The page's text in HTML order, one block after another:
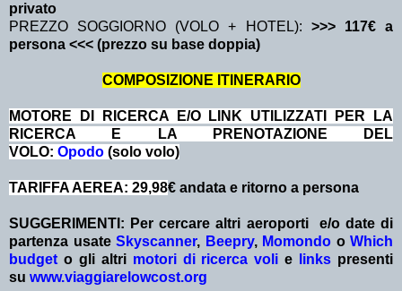
privato
PREZZO SOGGIORNO (VOLO + HOTEL): >>> 117€ a
persona <<< (prezzo su base doppia)
COMPOSIZIONE ITINERARIO
MOTORE DI RICERCA E/O LINK UTILIZZATI PER LA
RICERCA E LA PRENOTAZIONE DEL
VOLO: Opodo (solo volo)
TARIFFA AEREA: 29,98€ andata e ritorno a persona
SUGGERIMENTI: Per cercare altri aeroporti e/o date di
partenza usate Skyscanner, Beepry, Momondo o Which
budget o gli altri motori di ricerca voli e links presenti
su www.viaggiarelowcost.org